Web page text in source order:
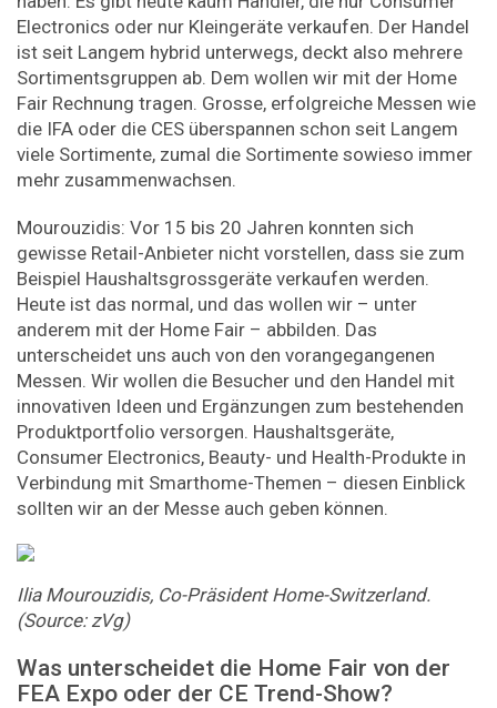
Electronics oder nur Kleingeräte verkaufen. Der Handel
ist seit Langem hybrid unterwegs, deckt also mehrere
Sortimentsgruppen ab. Dem wollen wir mit der Home
Fair Rechnung tragen. Grosse, erfolgreiche Messen wie
die IFA oder die CES überspannen schon seit Langem
viele Sortimente, zumal die Sortimente sowieso immer
mehr zusammenwachsen.
Mourouzidis: Vor 15 bis 20 Jahren konnten sich
gewisse Retail-Anbieter nicht vorstellen, dass sie zum
Beispiel Haushaltsgrossgeräte verkaufen werden.
Heute ist das normal, und das wollen wir – unter
anderem mit der Home Fair – abbilden. Das
unterscheidet uns auch von den vorangegangenen
Messen. Wir wollen die Besucher und den Handel mit
innovativen Ideen und Ergänzungen zum bestehenden
Produktportfolio versorgen. Haushaltsgeräte,
Consumer Elec­tronics, Beauty- und Health-Produkte in
Verbindung mit Smarthome-Themen – diesen Einblick
sollten wir an der Messe auch geben können.
Ilia Mourouzidis, Co-Präsident Home-Switzerland.
(Source: zVg)
Was unterscheidet die Home Fair von der
FEA Expo oder der CE Trend-Show?